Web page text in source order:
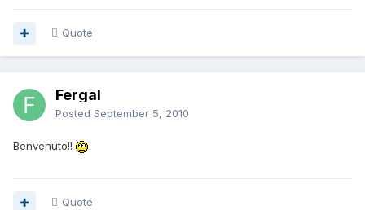
Quote
Fergal
Posted September 5, 2010
Benvenuto!!
Quote